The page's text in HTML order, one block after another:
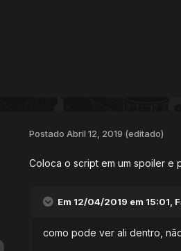
Postado Abril 12, 2019 (editado)
Coloca o script em um spoiler e
Em 12/04/2019 em 15:01,
como pode ver ali dentro,